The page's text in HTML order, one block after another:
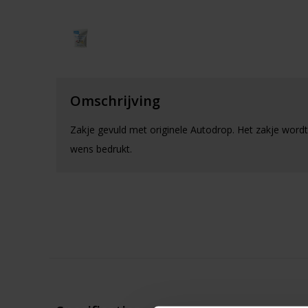
Omschrijving
Zakje gevuld met originele Autodrop. Het zakje
wens bedrukt.